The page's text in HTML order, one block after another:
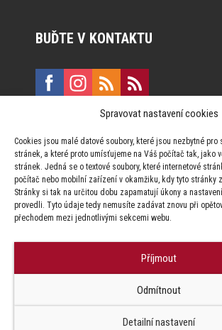
Spravovat nastavení cookies
Cookies jsou malé datové soubory, které jsou nezbytné pro
stránek, a které proto umísťujeme na Váš počítač tak, jako
stránek. Jedná se o textové soubory, které internetové
počítač nebo mobilní zařízení v okamžiku, kdy tyto stránky
Stránky si tak na určitou dobu zapamatují úkony a
provedli. Tyto údaje tedy nemusíte zadávat znovu při
přechodem mezi jednotlivými sekcemi webu.
Příjmout
Odmítnout
Detailní nastavení
BUĎTE V KONTAKTU
Vinohradská 190, 130 00 Praha 3
Za publikovaný obsah odpovídají jednotliví
Factory s.r.o. zapovězeno.